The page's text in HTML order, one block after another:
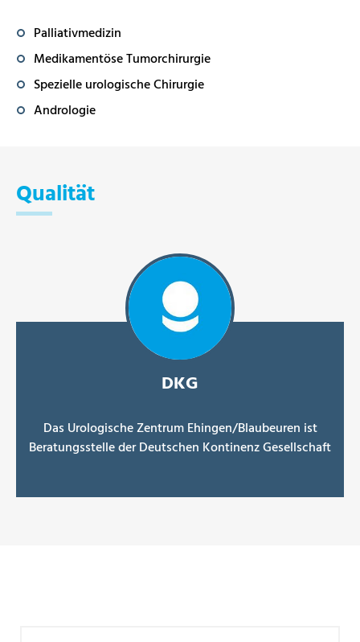
Palliativmedizin
Medikamentöse Tumorchirurgie
Spezielle urologische Chirurgie
Andrologie
Qualität
DKG
Das Urologische Zentrum Ehingen/Blaubeuren ist
Beratungsstelle der Deutschen Kontinenz Gesellschaft